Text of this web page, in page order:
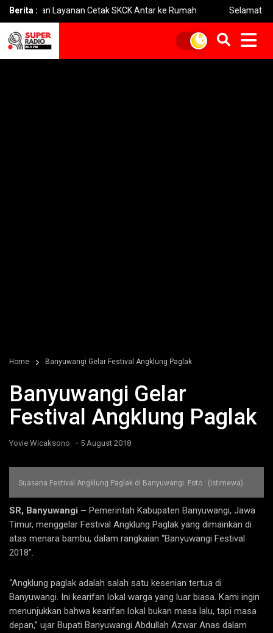
Berita :
Layanan Cetak SKCK Antar ke Rumah Selamat Hari Hutan
Home Banyuwangi Gelar Festival Angklung Paglak
Banyuwangi Gelar
Festival Angklung Paglak
Yovie Wicaksono - 5 August 2018
Suasana Festival Angklung Paglak di Banyuwangi. Foto : (Istimewa)
SR, Banyuwangi – Pemerintah Kabupaten Banyuwangi, Jawa
Timur, menggelar Festival Angklung Paglak yang dimainkan di
atas menara bambu, dalam rangkaian “Banyuwangi Festival
2018”.
“Angklung paglak adalah salah satu kesenian tertua di
Banyuwangi. Ini kearifan lokal warga yang luar biasa. Kami ingin
menunjukkan bahwa kearifan lokal bukan masa lalu, tapi masa
depan,” ujar Bupati Banyuwangi Abdullah Azwar Anas dalam